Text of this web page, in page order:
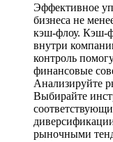
Эффективное
бизнеса не
кэш-флоу. Кэш-
внутри
контроль
финансовые
Анализируйте
Выбирайте
рыночными